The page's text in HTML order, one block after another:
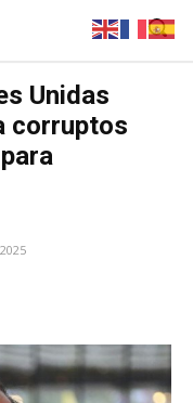
Unidas
corruptos